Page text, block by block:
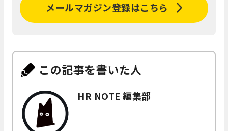
メールマガジン登録はこちら
この記事を書いた人
HR NOTE 編集部